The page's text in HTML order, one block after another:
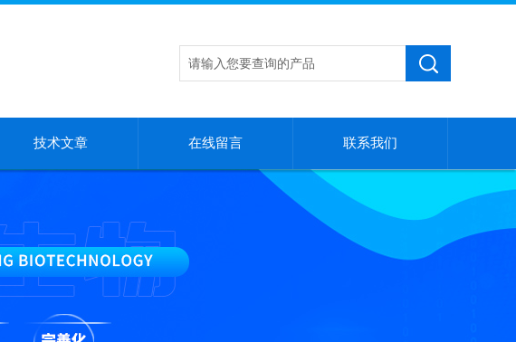
技术文章 在线留言 联系我们